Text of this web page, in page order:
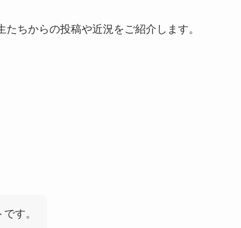
ちからの投稿や近況をご紹介します。
す。